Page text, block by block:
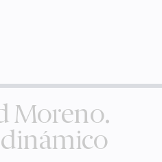
Moreno.
dinámico